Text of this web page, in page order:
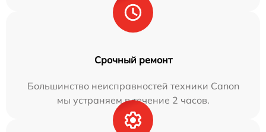
Срочный ремонт
Большинство неисправностей техники Canon
мы устраняем в течение 2 часов.